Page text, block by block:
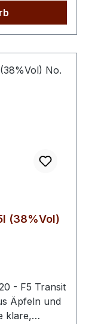
und
Geschmack.
Hauch
Abgang
(38%Vol)
- F5 Transit
Äpfeln und
klare,